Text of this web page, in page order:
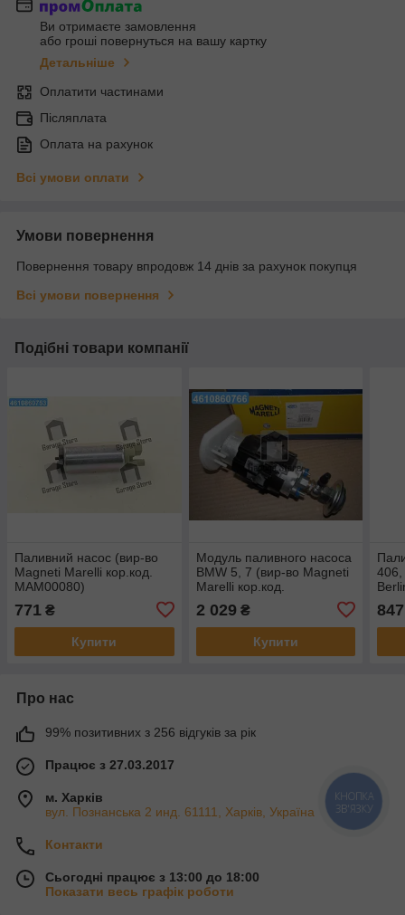
Ви отримаєте замовлення
або гроші повернуться на вашу картку
Детальніше
Оплатити частинами
Післяплата
Оплата на рахунок
Всі умови оплати
Умови повернення
Повернення товару впродовж 14 днів за рахунок покупця
Всі умови повернення
Подібні товари компанії
Паливний насос (вир-во
Magneti Marelli кор.код.
MAM00080)
771 ₴
Купити
Модуль паливного насоса
BMW 5, 7 (вир-во Magneti
Marelli кор.код.
313011313063
2 029₴
Купити
406,
847
Про нас
99% позитивних з 256 відгуків за рік
Працює з 27.03.2017
м. Харків
вул. Познанська 2 инд. 61111, Харків, Україна
Контакти
Сьогодні працює з 13:00 до 18:00
Показати весь графік роботи
КНОПКА
ЗВ'ЯЗКУ